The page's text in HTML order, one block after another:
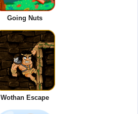
Going Nuts
Wothan Escape